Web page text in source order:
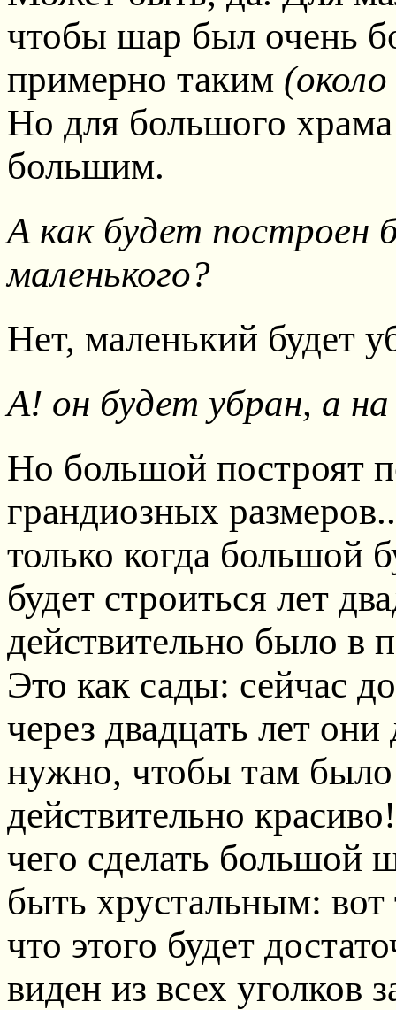
чтобы шар был очень
примерно таким
Но для большого
большим.
А как будет построен
маленького?
Нет, маленький будет
А! он будет убран, а на
Но большой построят
грандиозных
только когда большой
будет строиться лет
действительно было в
Это как сады: сейчас
через двадцать лет
нужно, чтобы там было
действительно
чего сделать большой
быть хрустальным:
что этого будет
виден из всех уголков